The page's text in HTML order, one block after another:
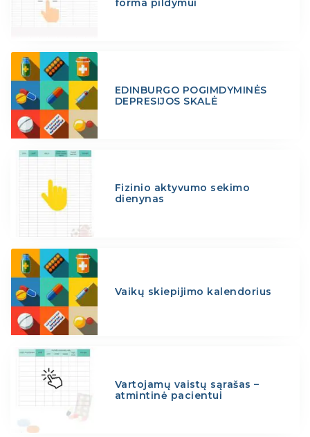
forma pildymui
EDINBURGO POGIMDYMINĖS
DEPRESIJOS SKALĖ
Fizinio aktyvumo sekimo
dienynas
Vaikų skiepijimo kalendorius
Vartojamų vaistų sąrašas –
atmintinė pacientui